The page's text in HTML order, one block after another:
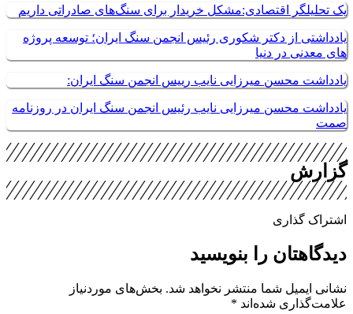
یک تحلیلگر اقتصادی:مشکل خریدار برای سنگ‌های صادراتی داریم
یادداشتی از دکتر شکوری رئیس انجمن سنگ ایران؛ توسعه پروژه
های معدنی در دنیا
یادداشت محسن میرزایی نایب رییس انجمن سنگ ایران:
یادداشت محسن میرزایی نایب رئیس انجمن سنگ ایران در روزنامه
صمت
گزارش
اشتراک گذاری
دیدگاهتان را بنویسید
نشانی ایمیل شما منتشر نخواهد شد. بخش‌های موردنیاز
علامت‌گذاری شده‌اند *